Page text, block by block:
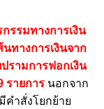
รรมทางการเงิน
นทางการเงินจาก
รามการฟอกเงิน
รายการ นอกจาก
คำสั่งโยกย้าย